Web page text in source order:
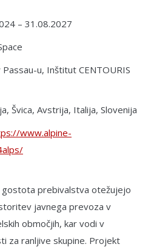
– 31.08.2027
u, Inštitut CENTOURIS
Švica, Avstrija, Italija, Slovenija
www.alpine-
gostota prebivalstva otežujejo
javnega prevoza v
območjih, kar vodi v
za ranljive skupine. Projekt